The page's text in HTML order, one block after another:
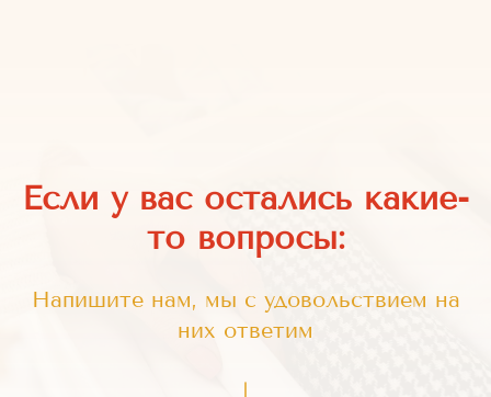
Если у вас остались какие-
то вопросы:
Напишите нам, мы с удовольствием на
них ответим